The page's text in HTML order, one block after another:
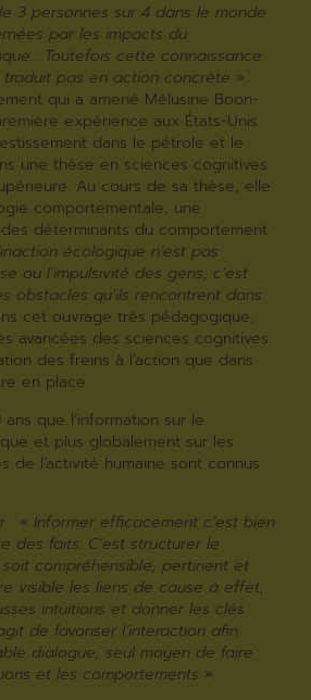
3 personnes sur 4 dans le monde
par les impacts du
Toutefois cette connaissance
pas en action concrète ».
qui a amené Mélusine Boon-
expérience aux États-Unis
dans le pétrole et le
une thèse en sciences cognitives
Au cours de sa thèse, elle
comportementale, une
déterminants du comportement.
écologique n’est pas
ou l’impulsivité des gens, c’est
obstacles qu’ils rencontrent dans
cet ouvrage très pédagogique,
avancées des sciences cognitives
des freins à l’action que dans
en place.
que l’information sur le
et plus globalement sur les
de l’activité humaine sont connus.
: «Informer efficacement c’est bien
des faits. C’est structurer le
soit compréhensible, pertinent et
visible les liens de cause à effet,
intuitions et donner les clés
de favoriser l’interaction afin
dialogue, seul moyen de faire
et les comportements ».